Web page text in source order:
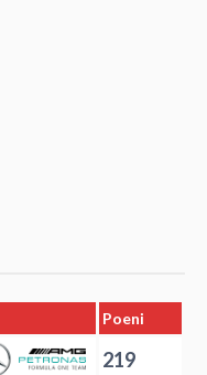
Poeni
219